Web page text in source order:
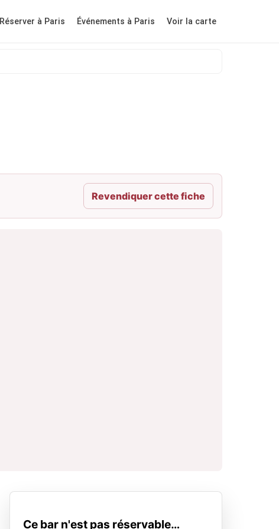
Réserver à Paris Événements à Paris Voir la carte
Revendiquer cette fiche
Ce bar n'est pas réservable…